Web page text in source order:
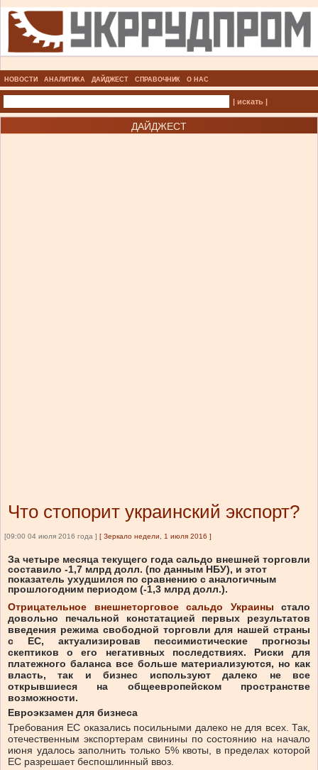
НОВОСТИ АНАЛИТИКА ДАЙДЖЕСТ СПРАВОЧНИК О НАС
| искать |
ДАЙДЖЕСТ
Что стопорит украинский экспорт?
[09:00 04 июля 2016 года ] [ Зеркало недели, 1 июля 2016 ]
За четыре месяца текущего года сальдо внешней торговли
составило -1,7 млрд долл. (по данным НБУ), и этот
показатель ухудшился по сравнению с аналогичным
прошлогодним периодом (-1,3 млрд долл.).
Отрицательное внешнеторговое сальдо Украины стало
довольно печальной констатацией первых результатов
введения режима свободной торговли для нашей страны
с ЕС, актуализировав пессимистические прогнозы
скептиков о его негативных последствиях. Риски для
платежного баланса все больше материализуются, но как
власть, так и бизнес используют далеко не все
открывшиеся на общеевропейском пространстве
возможности.
Евроэкзамен для бизнеса
Требования ЕС оказались посильными далеко не для всех. Так,
отечественным экспортерам свинины по состоянию на начало
июня удалось заполнить только 5% квоты, в пределах которой
ЕС разрешает беспошлинный ввоз.